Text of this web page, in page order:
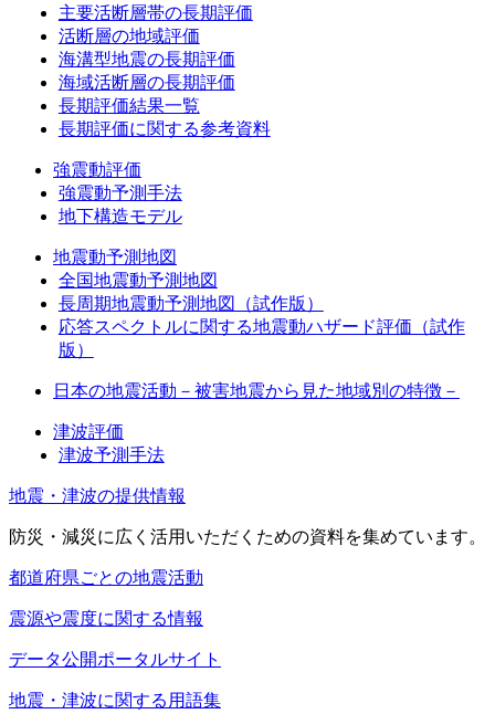
主要活断層帯の長期評価
活断層の地域評価
海溝型地震の長期評価
海域活断層の長期評価
長期評価結果一覧
長期評価に関する参考資料
強震動評価
強震動予測手法
地下構造モデル
地震動予測地図
全国地震動予測地図
長周期地震動予測地図（試作版）
応答スペクトルに関する地震動ハザード評価（試作
版）
日本の地震活動－被害地震から見た地域別の特徴－
津波評価
津波予測手法
地震・津波の提供情報
防災・減災に広く活用いただくための資料を集めています。
都道府県ごとの地震活動
震源や震度に関する情報
データ公開ポータルサイト
地震・津波に関する用語集